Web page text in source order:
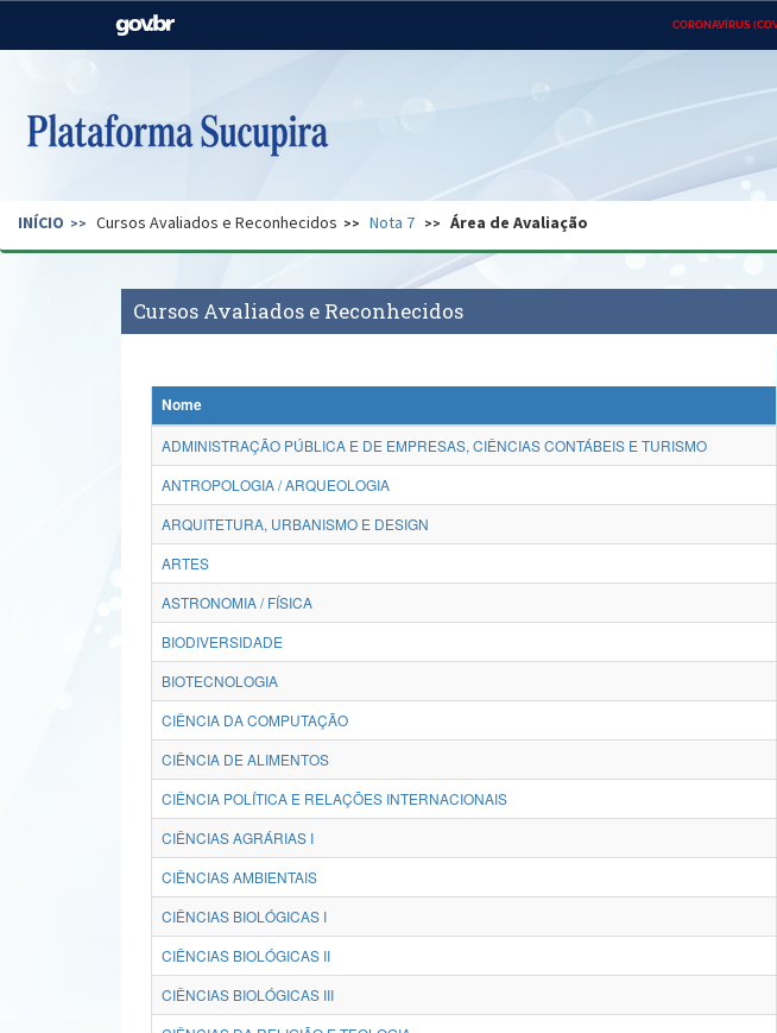
CORONAVÍRUS
Casa Civil
Pecuária e Abastecimento
Ministério do Desenvolvimento
Regional
Secretaria de Governo Gabinete de Segurança Advocacia-Geral da União
INÍCIO Cursos Avaliados e Reconhecidos Nota 7 Área de Avaliação
Cursos Avaliados e Reconhecidos
Nome
ADMINISTRAÇÃO PÚBLICA E DE EMPRESAS, CIÊNCIAS CONTÁBEIS E TURISMO
ANTROPOLOGIA / ARQUEOLOGIA
ARQUITETURA, URBANISMO E DESIGN
ARTES
ASTRONOMIA / FÍSICA
BIODIVERSIDADE
BIOTECNOLOGIA
CIÊNCIA DA COMPUTAÇÃO
CIÊNCIA DE ALIMENTOS
CIÊNCIA POLÍTICA E RELAÇÕES INTERNACIONAIS
CIÊNCIAS AGRÁRIAS I
CIÊNCIAS AMBIENTAIS
CIÊNCIAS BIOLÓGICAS I
CIÊNCIAS BIOLÓGICAS II
CIÊNCIAS BIOLÓGICAS III